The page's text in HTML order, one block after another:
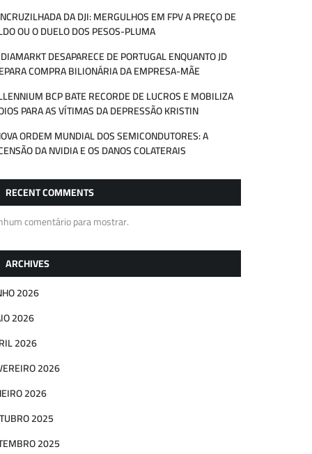
DA DJI: MERGULHOS EM FPV A PREÇO DE
OU O DUELO DOS PESOS-PLUMA
DESAPARECE DE PORTUGAL ENQUANTO JD
COMPRA BILIONÁRIA DA EMPRESA-MÃE
BCP BATE RECORDE DE LUCROS E MOBILIZA
PARA AS VÍTIMAS DA DEPRESSÃO KRISTIN
ORDEM MUNDIAL DOS SEMICONDUTORES: A
DA NVIDIA E OS DANOS COLATERAIS
RECENT COMMENTS
comentário para mostrar.
ARCHIVES
2026
2026
2026
2026
2026
2025
2025